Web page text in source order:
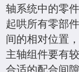
轴系统中的零
起哄所有零部
间的相对位置
主轴组件要有
合适的配合间